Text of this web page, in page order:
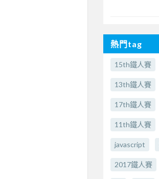
熱門tag
15th鐵人賽
13th鐵人賽
17th鐵人賽
11th鐵人賽
javascript
2017鐵人賽